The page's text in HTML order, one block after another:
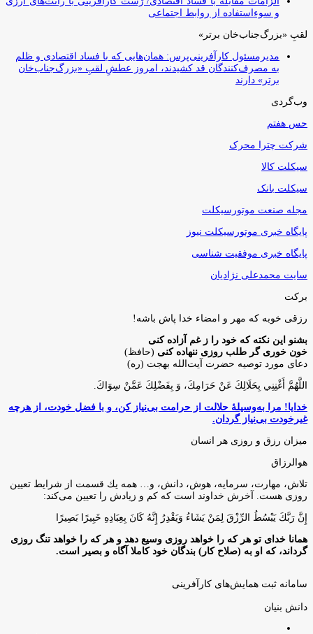
و سوءاستفاده از روابط اجتماعی
لقبِ «بزرگ‌جناب‌خان برتر»
مدیرمسئول کارآفرینی‌پرس: همان‌هایی که با فساد اقتصادی و ظلم
به مصرف‌کنندگان قد کشیدند، امروز عطشِ لقبِ «بزرگ‌جناب‌خان
برتر» دارند
وب‌گردی
حس هفتم
شرکت چترا محرک
سیکلت کالا
سیکلت بانک
مجله صنعت موتورسیکلت
پایگاه خبری موتورسیکلت نیوز
پایگاه خبری موفقیت شناسی
سایت محمدعلی نژادیان
برکت
رزقی خوبه كه مهر و امضاء خدا پاش باشه!
بشنو این نکته که خود را ز غم آزاده کنی
خون خوری گر طلب روزی ننهاده کنی (حافظ)
دعای مورد توصیه حضرت آیت‌الله بهجت (ره)
اللَّهُمَّ أَغْنِنِي بِحَلَالِكَ عَنْ حَرَامِكَ، وَ بِفَضْلِكَ عَمَّنْ سِوَاكَ‏.
خدایا! مرا به‌وسیلۀ حلالت از حرامت بی‌نیاز کن، و با فضل خودت، از هرچه
غیرخودت بی‌نیاز گردان.
میزان رزق و روزی هر انسان
هوالرزاق
تلاش، مهارت، سرمايه، هوش، دانش، و… همه يك قسمت از شرايط تعيين
روزى هست. آخرش خداوند است كه كم و زيادش را تعيين مى‌كند:
إِنَّ رَبَّكَ يَبْسُطُ الرِّزْقَ لِمَنْ يَشَاءُ وَيَقْدِرُ إِنَّهُ كَانَ بِعِبَادِهِ خَبِيرًا بَصِيرًا
همانا خدای تو هر که را خواهد روزی وسیع دهد و هر که را خواهد تنگ روزی
گرداند، که او به (صلاح کار) بندگان خود کاملا آگاه و بصیر است.
سامانه ثبت همایش‌های کارآفرینی
دانش‌ بنیان‌